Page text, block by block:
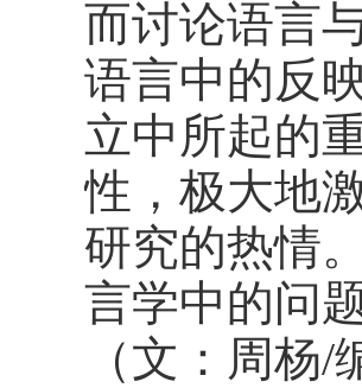
而讨论语言
语言中的反
立中所起的
性，极大地
研究的热情
言学中的问
（文：周杨